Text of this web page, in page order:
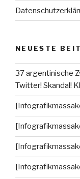
NEUESTE
37 argentinische
Twitter! Skandal!